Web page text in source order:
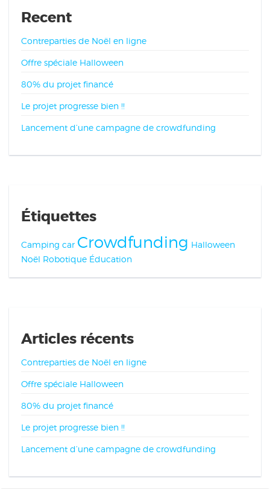
Recent
Contreparties de Noël en ligne
Offre spéciale Halloween
80% du projet financé
Le projet progresse bien !!
Lancement d’une campagne de crowdfunding
Étiquettes
Camping car Crowdfunding Halloween
Noël Robotique Éducation
Articles récents
Contreparties de Noël en ligne
Offre spéciale Halloween
80% du projet financé
Le projet progresse bien !!
Lancement d’une campagne de crowdfunding